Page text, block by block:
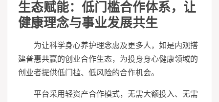
生态赋能：低门槛合作体系，让
健康理念与事业发展共生
为让科学身心养护理念惠及更多人，如是内观搭
建普惠共赢的创业合作生态，为投身身心健康领域的
创业者提供低门槛、低风险的合作机会。
平台采用轻资产合作模式，无需大额投入、无需